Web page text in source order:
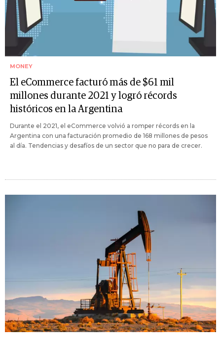
MONEY
El eCommerce facturó más de $61 mil
millones durante 2021 y logró récords
históricos en la Argentina
Durante el 2021, el eCommerce volvió a romper récords en la
Argentina con una facturación promedio de 168 millones de pesos
al día. Tendencias y desafíos de un sector que no para de crecer.